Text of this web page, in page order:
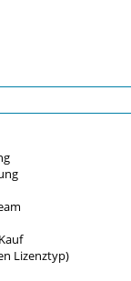
Lizenztyp)